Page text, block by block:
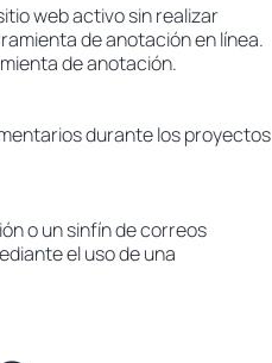
web activo sin realizar
de anotación en línea.
de anotación.
durante los proyectos
o un sinfín de correos
el uso de una